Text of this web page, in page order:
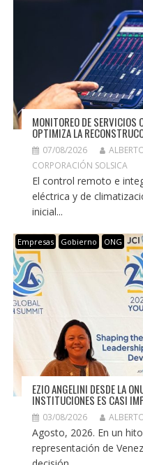
MONITOREO DE SERVICIOS
OPTIMIZA LA
07/08/2026
CORPORACIÓN SOLSICA
El control remoto e
eléctrica y de
inicial...
Empresas Gobierno ONG
EZIO ANGELINI DESDE LA
INSTITUCIONES ES CASI
03/08/2026
Agosto, 2026. En un
representación de